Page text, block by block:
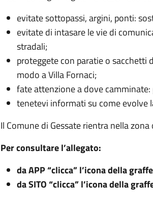
evitate sottopassi, argini, ponti:
evitate di intasare le vie di
stradali;
proteggete con paratie o sacchetti
modo a Villa Fornaci;
fate attenzione a dove
tenetevi informati su come evolve
Il Comune di Gessate rientra nella
Per consultare l’allegato:
da APP “clicca” l’icona della
da SITO “clicca” l’icona della